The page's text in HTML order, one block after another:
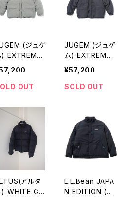
ート
(ジュゲ
PARKA
(SAGE) エク
リームダウン
OUT
JUGEM (ジュゲ
ム) EXTREME
DOWN PARKA
Ⅲ (GRAY) エク
ストリームダウン
¥57,200
SOLD OUT
アルタ
GO
L.L.Bean JAPA
N EDITION (エ